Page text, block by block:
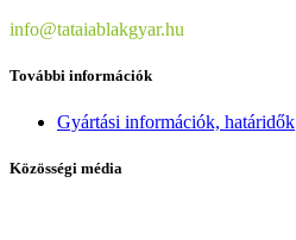
info@tataiablakgyar.hu
További információk
Gyártási információk, határidők
Közösségi média